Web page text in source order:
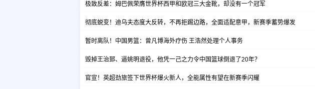
极致反差：姆巴佩荣膺世界杯西甲和欧冠三大金靴，却没有一个冠军
彻底蜕变！迪乌夫态度大反转，不再拒踢边路，全面适配意甲，新赛季蓄势爆发
暂时离队！中国男篮：曾凡博海外疗伤 王浩然处理个人事务
毁掉王治郅、逼姚明退役，他凭一己之力令中国篮球倒退了20年？
官宣！英超劲旅签下世界杯爆火新人，全能属性有望在新赛季闪耀